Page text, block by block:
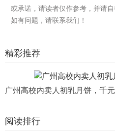
或承诺，请读者仅作参考，并请自
如有问题，请联系我们！
精彩推荐
广州高校内卖人初乳月饼，千
阅读排行